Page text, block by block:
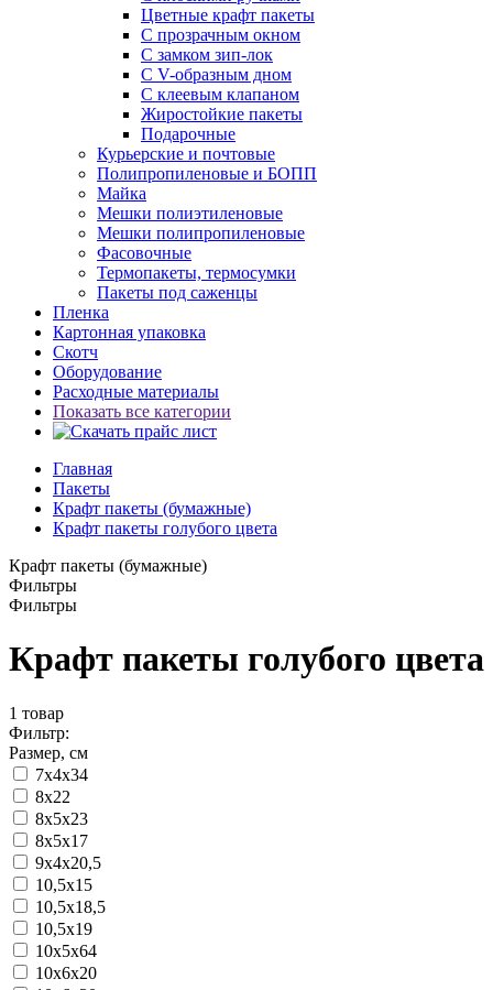
Цветные крафт пакеты
С прозрачным окном
С замком зип-лок
С V-образным дном
С клеевым клапаном
Жиростойкие пакеты
Подарочные
Курьерские и почтовые
Полипропиленовые и БОПП
Майка
Мешки полиэтиленовые
Мешки полипропиленовые
Фасовочные
Термопакеты, термосумки
Пакеты под саженцы
Пленка
Картонная упаковка
Скотч
Оборудование
Расходные материалы
Показать все категории
Главная
Пакеты
Крафт пакеты (бумажные)
Крафт пакеты голубого цвета
Крафт пакеты (бумажные)
Фильтры
Фильтры
Крафт пакеты голубого цвета
1 товар
Фильтр:
Размер, см
7х4х34
8x22
8x5x23
8х5х17
9х4х20,5
10,5х15
10,5х18,5
10,5х19
10х5х64
10х6х20